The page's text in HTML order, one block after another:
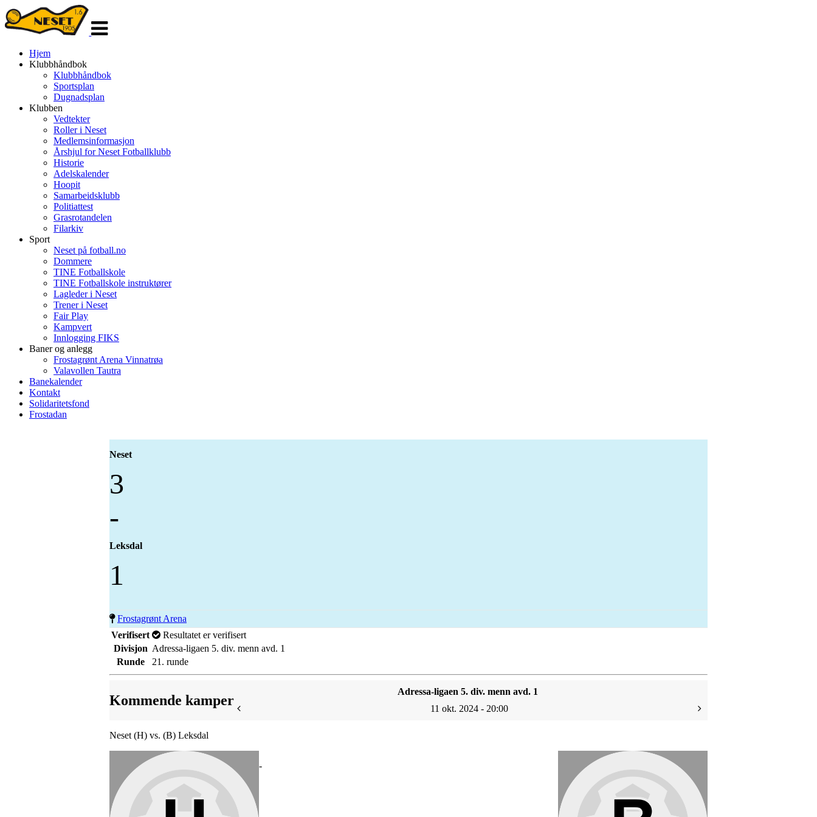
navigasjon
Hjem
Klubbhåndbok
Klubbhåndbok
Sportsplan
Dugnadsplan
Klubben
Vedtekter
Roller i Neset
Medlemsinformasjon
Årshjul for Neset Fotballklubb
Historie
Adelskalender
Hoopit
Samarbeidsklubb
Politiattest
Grasrotandelen
Filarkiv
Sport
Neset på fotball.no
Dommere
TINE Fotballskole
TINE Fotballskole instruktører
Lagleder i Neset
Trener i Neset
Fair Play
Kampvert
Innlogging FIKS
Baner og anlegg
Frostagrønt Arena Vinnatrøa
Valavollen Tautra
Banekalender
Kontakt
Solidaritetsfond
Frostadan
Neset
3
-
Leksdal
1
Frostagrønt Arena
Verifisert
Resultatet er verifisert
Divisjon Adressa-ligaen 5. div. menn avd. 1
Runde
21. runde
Kommende kamper
Adressa-ligaen 5. div. menn avd. 1
11 okt. 2024 - 20:00
Neset (H) vs. (B) Leksdal
-